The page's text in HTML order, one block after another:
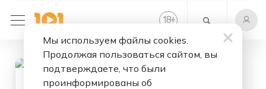
18+
Мы используем файлы cookies.
Продолжая пользоваться сайтом, вы
подтверждаете, что были
проинформированы об